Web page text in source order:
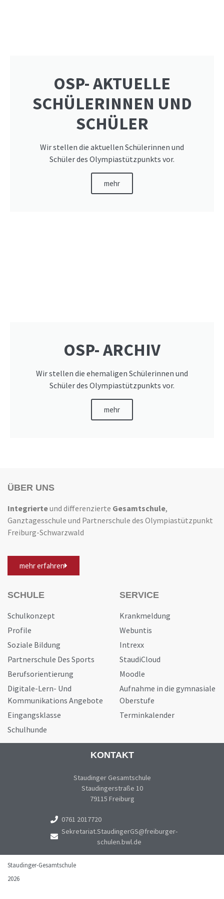
OSP- AKTUELLE
SCHÜLERINNEN UND
SCHÜLER
Wir stellen die aktuellen Schülerinnen und
Schüler des Olympiastützpunkts vor.
mehr
OSP- ARCHIV
Wir stellen die ehemaligen Schülerinnen und
Schüler des Olympiastützpunkts vor.
mehr
ÜBER UNS
Integrierteund differenzierte Gesamtschule,
Ganztagesschule und Partnerschule des Olympiastützpunkt
Freiburg-Schwarzwald
mehr erfahren
SCHULE
Schulkonzept
Profile
Soziale Bildung
Partnerschule Des Sports
Berufsorientierung
Digitale-Lern- Und
Kommunikations Angebote
Eingangsklasse
Schulhunde
SERVICE
Krankmeldung
Webuntis
Intrexx
StaudiCloud
Moodle
Aufnahme in die gymnasiale
Oberstufe
Terminkalender
KONTAKT
Staudinger Gesamtschule
Staudingerstraße 10
79115 Freiburg
0761 2017720
Sekretariat.StaudingerGS@freiburger-
schulen.bwl.de
Staudinger-Gesamtschule
2026